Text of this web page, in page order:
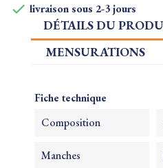
 livraison sous 2-3 jours
DÉTAILS DU
MENSURATIONS
Fiche technique
Composition
Manches